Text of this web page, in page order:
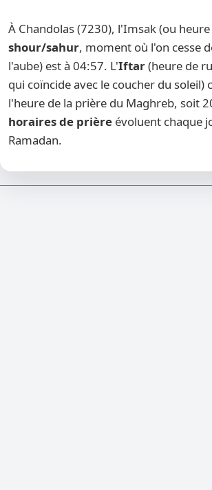
À Chandolas (7230), l'Imsak (ou
shour/sahur, moment où l'on cesse
l'aube) est à 04:57. L'Iftar(heure de
qui coïncide avec le coucher du soleil)
l'heure de la prière du Maghreb, soit
horaires de prière évoluent chaque
Ramadan.